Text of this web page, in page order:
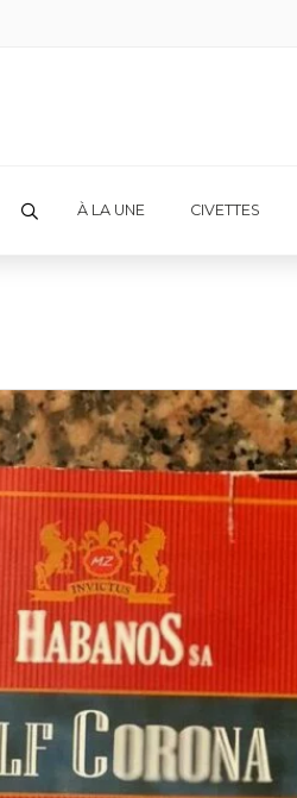
À LA UNE CIVETTES